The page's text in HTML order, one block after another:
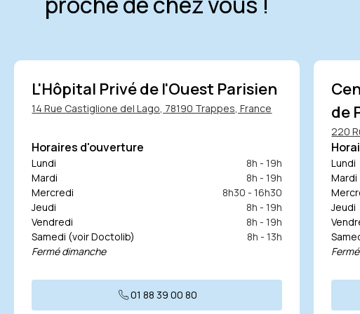
d’ensemble complète et
danger, et très informatif
réalisée par voie sus-
chez la femme, ou la
boire environ 500 mL d’eau
remplissage vésical au
les structures pelviennes
(chez la femme) ou
une préparation
au préalable, mais ces
de rendez-vous.
par le centre d’imagerie
de devoir reporter ou
L'Hôpital Privé de l'Ouest Parisien
14 Rue Castiglione del Lago, 78190 Trappes, France
Horaires d'ouverture
Lundi
8h - 19h
Mardi
8h - 19h
Mercredi
8h30 - 16h30
Jeudi
8h - 19h
Vendredi
8h - 19h
Samedi (voir Doctolib)
8h - 13h
Fermé dimanche
01 88 39 00 80
de
220
Lundi
Mardi
Jeudi